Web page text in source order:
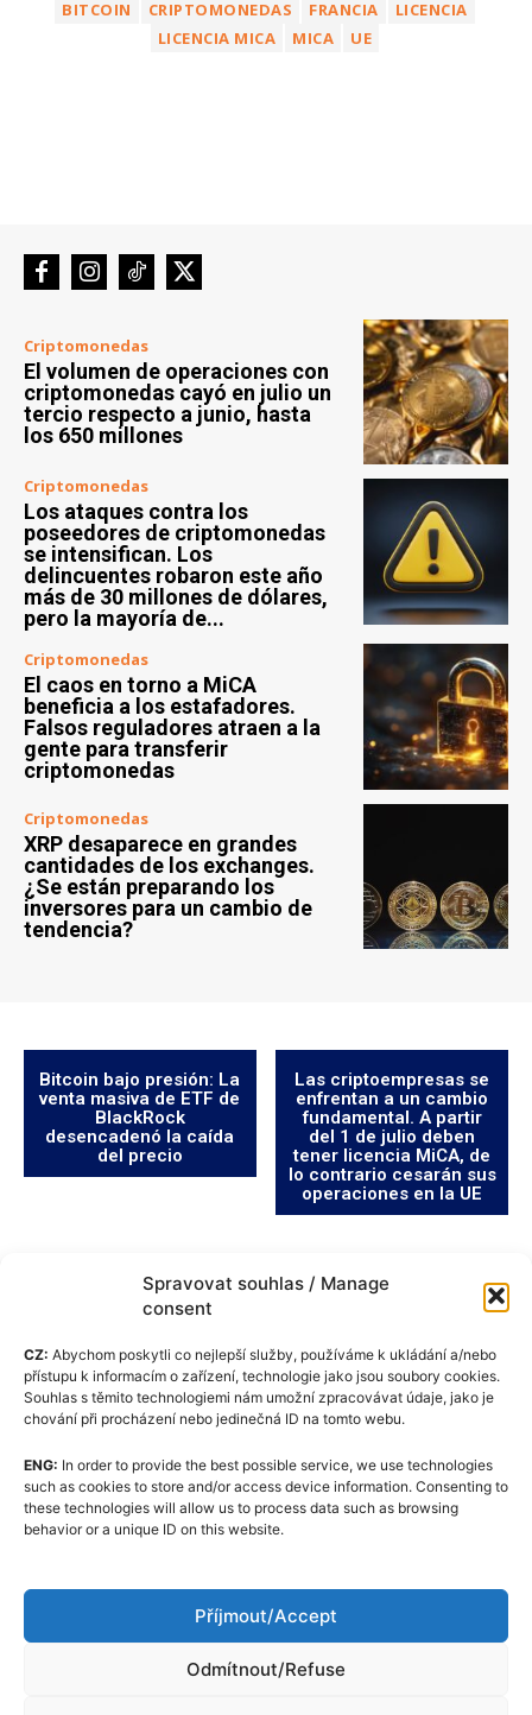
Spravovat souhlas / Manage
consent
CZ: Abychom poskytli co nejlepší služby, používáme k ukládání a/nebo
přístupu k informacím o zařízení, technologie jako jsou soubory cookies.
Souhlas s těmito technologiemi nám umožní zpracovávat údaje, jako je
chování při procházení nebo jedinečná ID na tomto webu.
ENG: In order to provide the best possible service, we use technologies
such as cookies to store and/or access device information. Consenting to
these technologies will allow us to process data such as browsing
behavior or a unique ID on this website.
Příjmout/Accept
Odmítnout/Refuse
BITCOIN CRIPTOMONEDAS FRANCIA
LICENCIA
LICENCIA MICA
MICA UE
Criptomonedas
El volumen de operaciones con
criptomonedas cayó en julio un
tercio respecto a junio, hasta
los 650 millones
Criptomonedas
Los ataques contra los
poseedores de criptomonedas
se intensifican. Los
delincuentes robaron este año
más de 30 millones de dólares,
pero la mayoría de...
Criptomonedas
El caos en torno a MiCA
beneficia a los estafadores.
Falsos reguladores atraen a la
gente para transferir
criptomonedas
Criptomonedas
XRP desaparece en grandes
cantidades de los exchanges.
¿Se están preparando los
inversores para un cambio de
tendencia?
Bitcoin bajo presión: La
venta masiva de ETF de
BlackRock
desencadenó la caída
del precio
Las criptoempresas se
enfrentan a un cambio
fundamental. A partir
del 1 de julio deben
tener licencia MiCA, de
lo contrario cesarán sus
operaciones en la UE
Política de cookies (UE)
GDPR
Código Editorial